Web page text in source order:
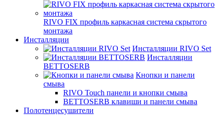
RIVO FIX профиль каркасная система скрытого
монтажа
Инсталляции
Инсталляции RIVO Set
Инсталляции
BETTOSERB
Кнопки и панели
смыва
RIVO Touch панели и кнопки смыва
BETTOSERB клавиши и панели смыва
Полотенцесушители